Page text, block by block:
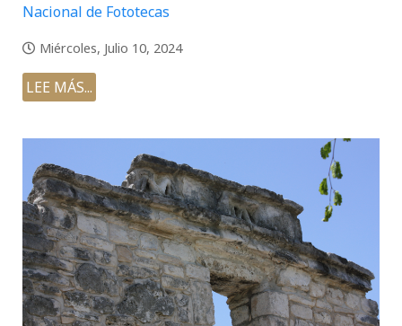
Nacional de Fototecas
Miércoles, Julio 10, 2024
LEE MÁS...